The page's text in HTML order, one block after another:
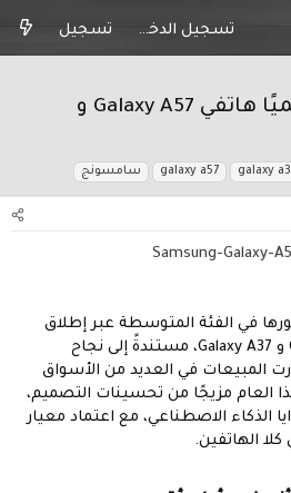
تسجيل الدخول تسجيل
سامسونج تطلق رسميًا هاتفي Galaxy A57 و
galaxy
galaxy a57 سامسونج
في الفئة المتوسطة عبر إطلاق
هاتفيها الجديدين Galaxy A57 و Galaxy A37، مستندةً إلى نجاح
المبيعات في العديد من الأسواق
العام مزيجًا من تحسينات التصميم،
الذكاء الاصطناعي، مع اعتماد معيار